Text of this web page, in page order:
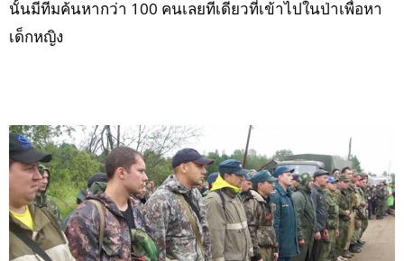
นั้นมีทีมค้นหากว่า 100 คนเลยทีเดียวที่เข้าไปในป่าเพื่อหา
เด็กหญิง